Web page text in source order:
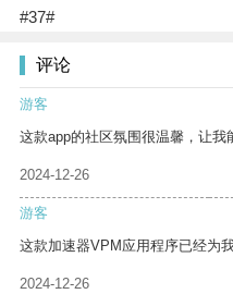
#37#
评论
游客
这款app的社区氛围很温馨，让我
2024-12-26
游客
这款加速器VPM应用程序已经为
2024-12-26